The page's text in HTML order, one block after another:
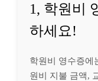
1, 학원비
하세요!
학원비 영수증에
원비 지불 금액,